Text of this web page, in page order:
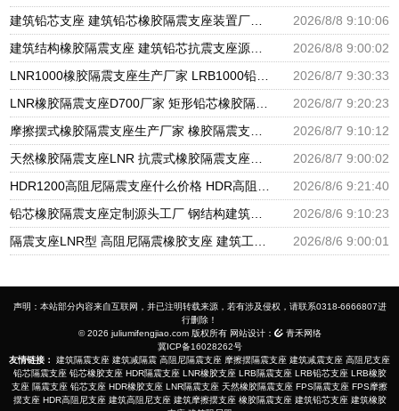
建筑铅芯支座 建筑铅芯橡胶隔震支座装置厂家 天然橡胶隔震支座厂家直销生产厂家
2026/8/8 9:10:06
建筑结构橡胶隔震支座 建筑铅芯抗震支座源头工厂 建筑铅芯橡胶隔震支座LRB500
2026/8/8 9:00:02
LNR1000橡胶隔震支座生产厂家 LRB1000铅芯支座源头工厂 摩擦摆隔震支座FBD厂家
2026/8/7 9:30:33
LNR橡胶隔震支座D700厂家 矩形铅芯橡胶隔震支座 圆形铅芯隔震支座厂家电话
2026/8/7 9:20:23
摩擦摆式橡胶隔震支座生产厂家 橡胶隔震支座定做源头工厂 LNR水平分散力隔震支座生产厂家
2026/8/7 9:10:12
天然橡胶隔震支座LNR 抗震式橡胶隔震支座定制生产厂家 隔震支座LRB600-Ⅱ厂家
2026/8/7 9:00:02
HDR1200高阻尼隔震支座什么价格 HDR高阻尼隔震橡胶支座生产厂家 HDR减隔震支座源头工厂
2026/8/6 9:21:40
铅芯橡胶隔震支座定制源头工厂 钢结构建筑支座厂家电话 房屋建筑支座
2026/8/6 9:10:23
隔震支座LNR型 高阻尼隔震橡胶支座 建筑工程用隔震支座源头工厂
2026/8/6 9:00:01
声明：本站部分内容来自互联网，并已注明转载来源，若有涉及侵权，请联系0318-6666807进
行删除！
© 2026 juliumifengjiao.com 版权所有 网站设计：
青禾网络
冀ICP备16028262号
友情链接：
建筑隔震支座 建筑减隔震 高阻尼隔震支座 摩擦摆隔震支座 建筑减震支座 高阻尼支座
铅芯隔震支座 铅芯橡胶支座 HDR隔震支座 LNR橡胶支座 LRB隔震支座 LRB铅芯支座 LRB橡胶
支座 隔震支座 铅芯支座 HDR橡胶支座 LNR隔震支座 天然橡胶隔震支座 FPS隔震支座 FPS摩擦
摆支座 HDR高阻尼支座 建筑高阻尼支座 建筑摩擦摆支座 橡胶隔震支座 建筑铅芯支座 建筑橡胶